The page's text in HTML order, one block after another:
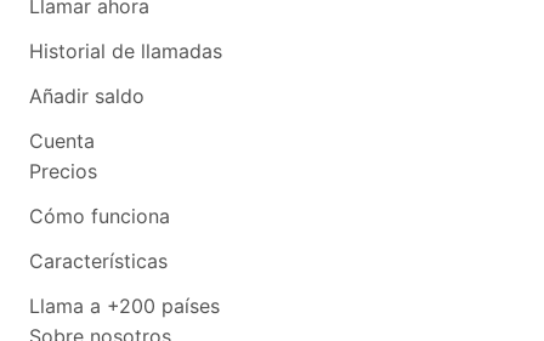
Llamar ahora
Historial de llamadas
Añadir saldo
Cuenta
Precios
Cómo funciona
Características
Llama a +200 países